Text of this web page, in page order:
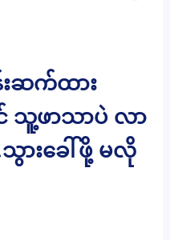
ဆက်ထား
သူ့ဖာသာပဲ လာ
ားခေါ်ဖို့ မလို